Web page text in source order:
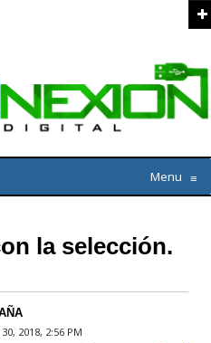
Menu ≡
la selección.
2018, 2:56 PM